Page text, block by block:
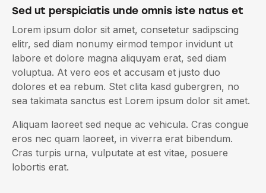
Sed ut perspiciatis unde omnis iste natus et
Lorem ipsum dolor sit amet, consetetur sadipscing
elitr, sed diam nonumy eirmod tempor invidunt ut
labore et dolore magna aliquyam erat, sed diam
voluptua. At vero eos et accusam et justo duo
dolores et ea rebum. Stet clita kasd gubergren, no
sea takimata sanctus est Lorem ipsum dolor sit amet.
Aliquam laoreet sed neque ac vehicula. Cras congue
eros nec quam laoreet, in viverra erat bibendum.
Cras turpis urna, vulputate at est vitae, posuere
lobortis erat.